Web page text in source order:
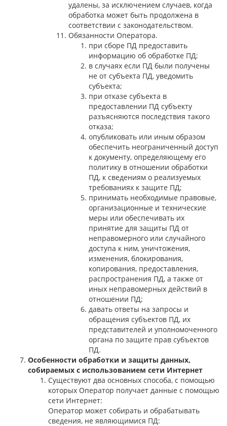
удалены, за исключением случаев, когда
обработка может быть продолжена в
соответствии с законодательством.
Обязанности Оператора.
при сборе ПД предоставить
информацию об обработке ПД;
в случаях если ПД были получены
не от субъекта ПД, уведомить
субъекта;
при отказе субъекта в
предоставлении ПД субъекту
разъясняются последствия такого
отказа;
опубликовать или иным образом
обеспечить неограниченный доступ
к документу, определяющему его
политику в отношении обработки
ПД, к сведениям о реализуемых
требованиях к защите ПД;
принимать необходимые правовые,
организационные и технические
меры или обеспечивать их
принятие для защиты ПД от
неправомерного или случайного
доступа к ним, уничтожения,
изменения, блокирования,
копирования, предоставления,
распространения ПД, а также от
иных неправомерных действий в
отношении ПД;
давать ответы на запросы и
обращения субъектов ПД, их
представителей и уполномоченного
органа по защите прав субъектов
ПД.
Особенности обработки и защиты данных,
собираемых с использованием сети Интернет
Существуют два основных способа, с помощью
которых Оператор получает данные с помощью
сети Интернет:
Оператор может собирать и обрабатывать
сведения, не являющимися ПД: